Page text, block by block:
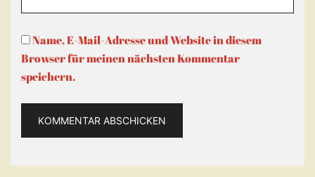
Name, E-Mail-Adresse und Website in diesem
Browser für meinen nächsten Kommentar
speichern.